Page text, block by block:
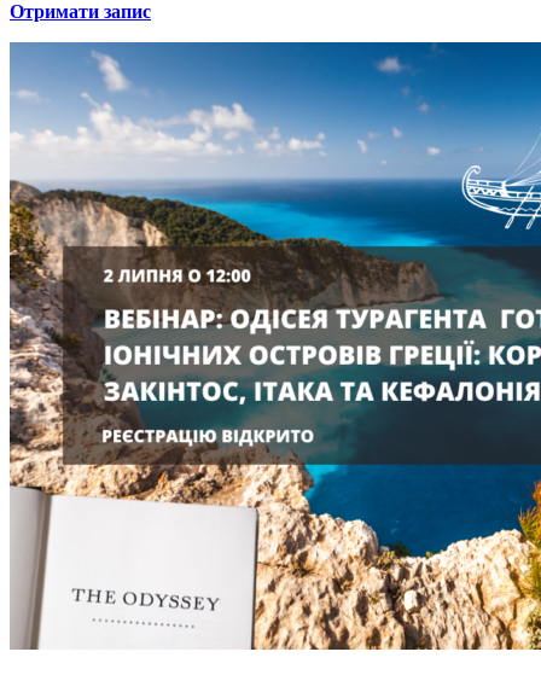
Отримати запис